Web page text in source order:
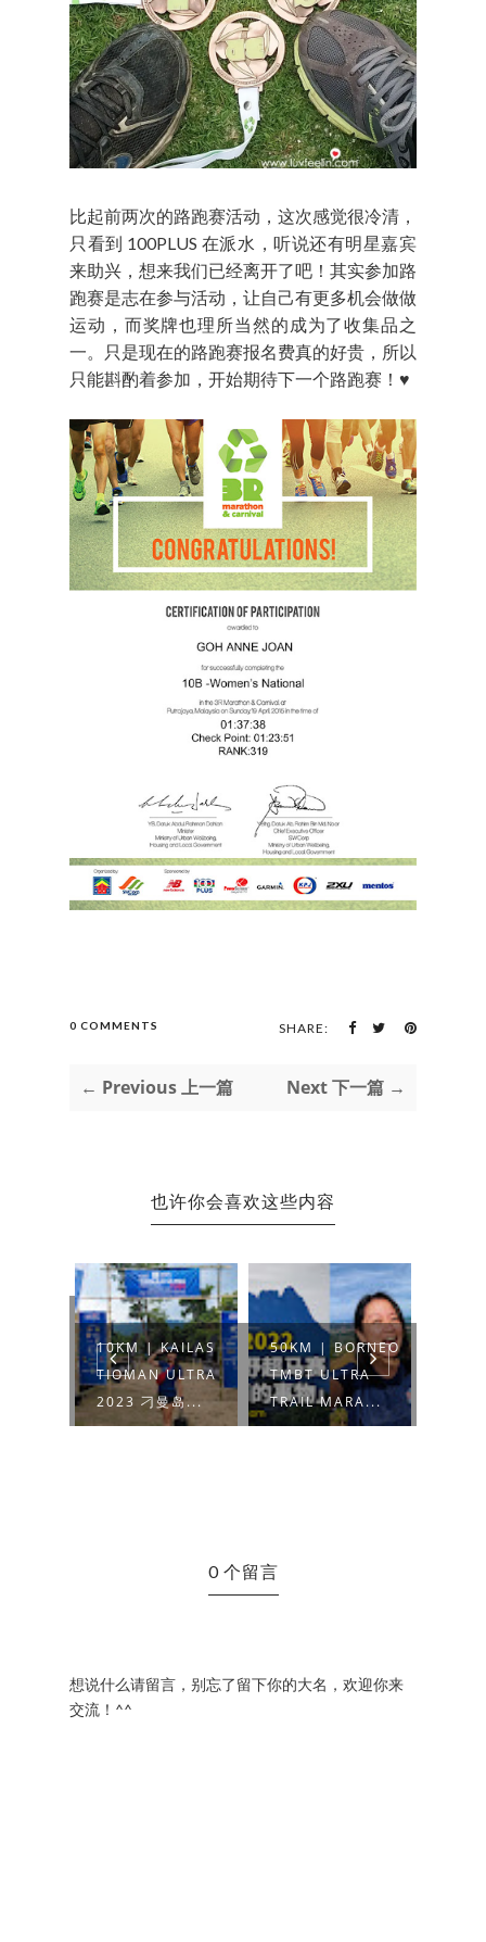
比起前两次的路跑赛活动，这次感觉很冷清，
只看到 100PLUS 在派水，听说还有明星嘉宾
来助兴，想来我们已经离开了吧！其实参加路
跑赛是志在参与活动，让自己有更多机会做做
运动，而奖牌也理所当然的成为了收集品之
一。只是现在的路跑赛报名费真的好贵，所以
只能斟酌着参加，开始期待下一个路跑赛！♥
0 COMMENTS SHARE:
← Previous 上一篇 Next 下一篇 →
也许你会喜欢这些内容
10KM | KAILAS
TIOMAN ULTRA
2023 刁曼岛...
50KM | BORNEO
TMBT ULTRA
TRAIL MARA...
0 个留言
想说什么请留言，别忘了留下你的大名，欢迎你来
交流！^^